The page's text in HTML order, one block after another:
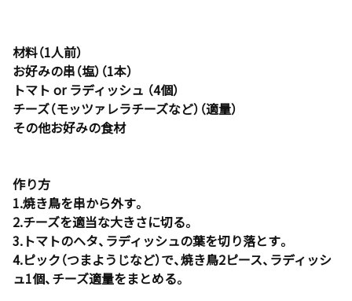
材料（1人前）
お好みの串（塩）（1本）
トマト or ラディッシュ （4個）
チーズ（モッツァレラチーズなど）（適量）
その他お好みの食材
作り方
1.焼き鳥を串から外す。
2.チーズを適当な大きさに切る。
3.トマトのヘタ、ラディッシュの葉を切り落とす。
4.ピック（つまようじなど）で、焼き鳥2ピース、ラディッシ
ュ1個、チーズ適量をまとめる。